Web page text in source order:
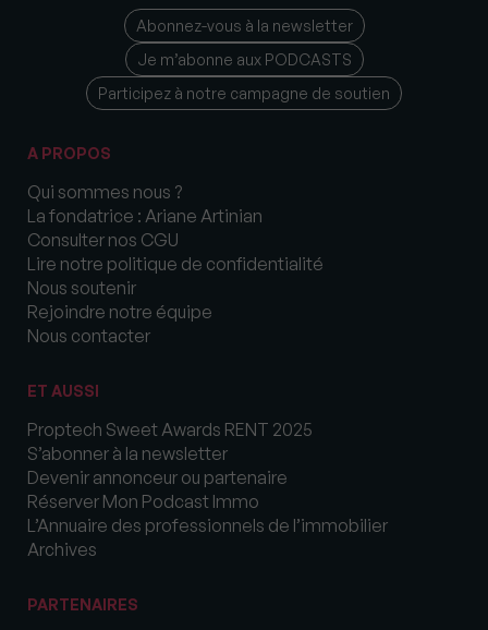
Abonnez-vous à la newsletter
Je m’abonne aux PODCASTS
Participez à notre campagne de soutien
A PROPOS
Qui sommes nous ?
La fondatrice : Ariane Artinian
Consulter nos CGU
Lire notre politique de confidentialité
Nous soutenir
Rejoindre notre équipe
Nous contacter
ET AUSSI
Proptech Sweet Awards RENT 2025
S’abonner à la newsletter
Devenir annonceur ou partenaire
Réserver Mon Podcast Immo
L’Annuaire des professionnels de l’immobilier
Archives
PARTENAIRES